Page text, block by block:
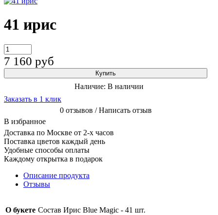
41 ирис
7 160 руб
Купить
Наличие: В наличии
Заказать в 1 клик
0 отзывов / Написать отзыв
В избранное
Доставка по Москве от 2-х часов
Поставка цветов каждый день
Удобные способы оплаты
Каждому открытка в подарок
Описание продукта
Отзывы
О букете Состав Ирис Blue Magic - 41 шт.